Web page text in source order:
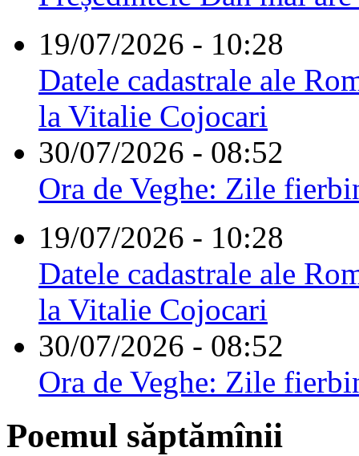
19/07/2026 - 10:28
Datele cadastrale ale
la Vitalie Cojocari
30/07/2026 - 08:52
Ora de Veghe: Zile
19/07/2026 - 10:28
Datele cadastrale ale
la Vitalie Cojocari
30/07/2026 - 08:52
Ora de Veghe: Zile
Poemul săptămînii